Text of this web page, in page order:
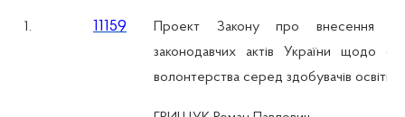
1. 11159
Проект Закону про внесення
законодавчих актів України щодо
волонтерства серед здобувачів освіти